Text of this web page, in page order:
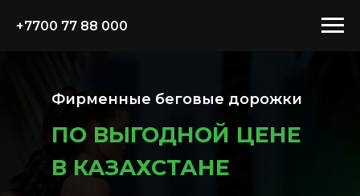
+7700 77 88 000
Фирменные беговые дорожки
ПО ВЫГОДНОЙ ЦЕНЕ
В КАЗАХСТАНЕ